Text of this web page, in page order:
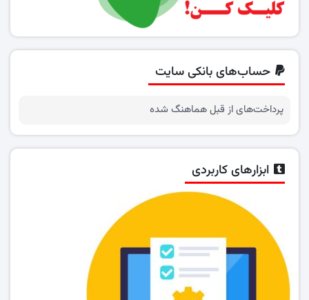
حساب‌های بانکی سایت
پرداخت‌های از قبل هماهنگ شده
ابزارهای کاربردی